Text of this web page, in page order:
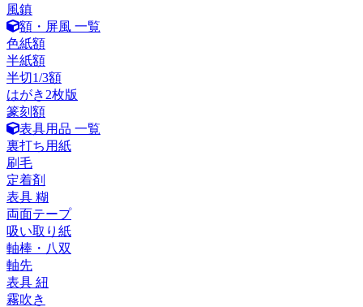
風鎮
額・屏風 一覧
色紙額
半紙額
半切1/3額
はがき2枚版
篆刻額
表具用品 一覧
裏打ち用紙
刷毛
定着剤
表具 糊
両面テープ
吸い取り紙
軸棒・八双
軸先
表具 紐
霧吹き